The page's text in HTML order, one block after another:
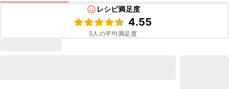
レシピ満足度
4.55
5人の平均満足度